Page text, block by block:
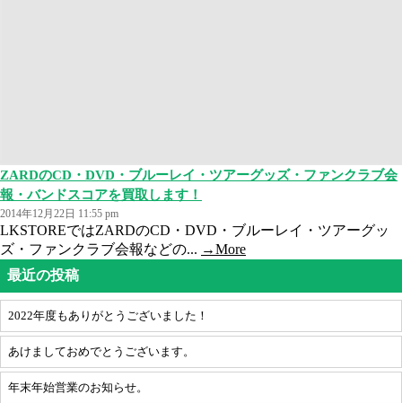
ZARDのCD・DVD・ブルーレイ・ツアーグッズ・ファンクラブ会
報・バンドスコアを買取します！
2014年12月22日 11:55 pm
LKSTOREではZARDのCD・DVD・ブルーレイ・ツアーグッ
ズ・ファンクラブ会報などの... →More
最近の投稿
2022年度もありがとうございました！
あけましておめでとうございます。
年末年始営業のお知らせ。